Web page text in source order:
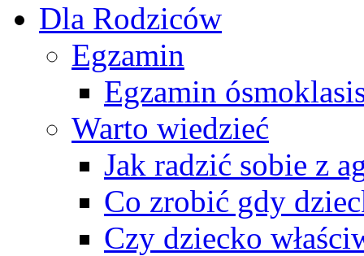
Dla Rodziców
Egzamin
Egzamin
Warto wiedzieć
Jak radzić sobie z
Co zrobić gdy
Czy dziecko